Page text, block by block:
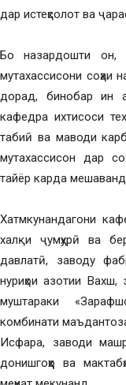
дар истеҳсолот ва
Бо назардошти он,
мутахассисони соҳаи
дорад, бинобар ин
кафедра ихтисоси
табиӣ ва маводи
мутахассисон дар
тайёр карда
Хатмкунандагони
халқи ҷумҳурӣ ва
давлатӣ, заводу
нуриҳои азотии
муштараки
комбинати
Исфара, заводи
донишгоҳҳо ва